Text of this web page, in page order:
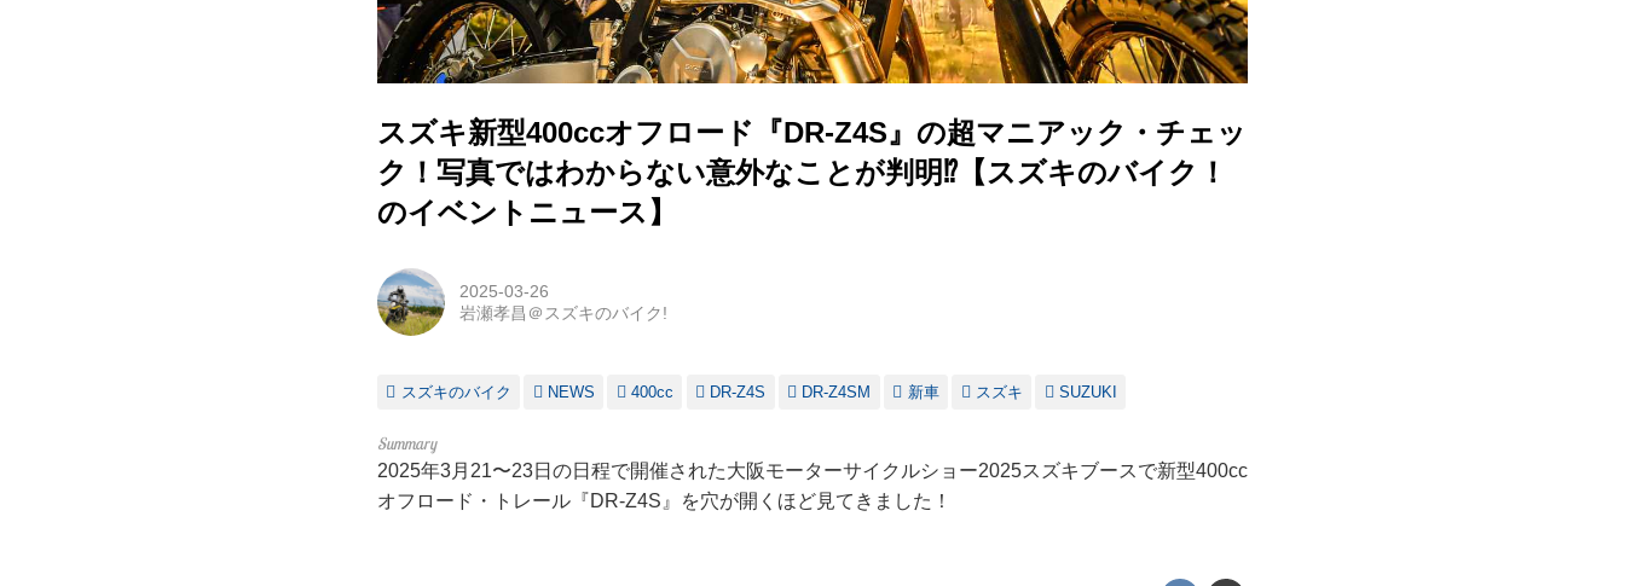
スズキ新型400ccオフロード『DR-Z4S』の超マニアック・チェッ
ク！写真ではわからない意外なことが判明⁉︎【スズキのバイク！
のイベントニュース】
2025-03-26
岩瀬孝昌＠スズキのバイク!
スズキのバイク NEWS 400cc DR-Z4S DR-Z4SM 新車 スズキ SUZUKI
2025年3月21〜23日の日程で開催された大阪モーターサイクルショー2025スズキブースで新型400cc
オフロード・トレール『DR-Z4S』を穴が開くほど見てきました！